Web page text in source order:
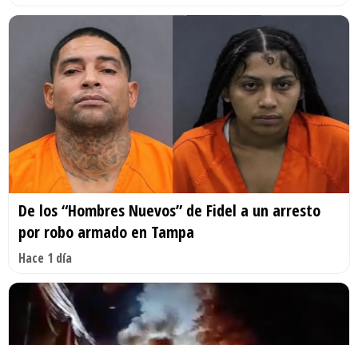
De los “Hombres Nuevos” de Fidel a un arresto
por robo armado en Tampa
Hace 1 día